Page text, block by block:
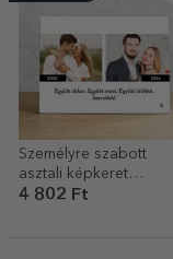
Személyre szabott
asztali képkeret
szöveggel és 2 fotóval
4 802 Ft